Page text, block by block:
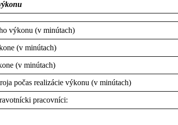
výkonu (v minútach)
(v minútach)
(v minútach)
počas realizácie výkonu (v minútach)
pracovníci: